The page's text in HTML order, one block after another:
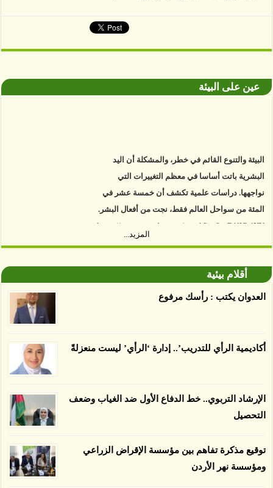
عين على البيئة
البيئة والتنوع القائم في خطر، والمشكلة أن اليد
البشرية باتت أساسا في معظم التغييرات التي
نواجهها. دراسات علمية تكشف أن خمسة عشر في
المئة من سواحل العالم فقط، نجت من أفعال البشر.
توصل العلماء إلى أن غابات زيت النخيل التي تم
اعتمادها على أنها مستدامة تدمرت بشكل أسرع من
الأرض غير المعتمدة، وذلك حسب دراسة كشفت
الغطاء عن أي ادعاءات تقول بأن الزيت يمكن ألا
صديقة للبيئة 38 في المئة من زراعتها منذ عام 2007،
المزيد...
أقلام بيئية
العدوان يكتب : رأسك مرفوع
أكاديمية الرأي للتدريب’.. إدارة ‘الرأي’ ليست منعزلةً
الإرشاد التربوي.. خط الدفاع الأول ضد الغياب وضعف
التحصيل
توقيع مذكرة تفاهم بين مؤسسة الإقراض الزراعي
ومؤسسة نهر الأردن